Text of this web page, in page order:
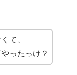
て、
ったっけ？